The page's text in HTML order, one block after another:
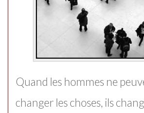
Quand les hommes ne
changer les choses, ils